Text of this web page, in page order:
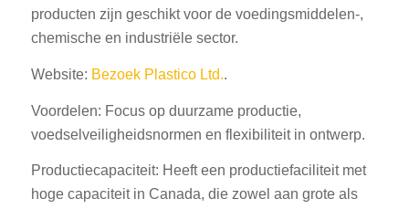
producten zijn geschikt voor de voedingsmiddelen-,
chemische en industriële sector.
Website: Bezoek Plastico Ltd..
Voordelen: Focus op duurzame productie,
voedselveiligheidsnormen en flexibiliteit in ontwerp.
Productiecapaciteit: Heeft een productiefaciliteit met
hoge capaciteit in Canada, die zowel aan grote als